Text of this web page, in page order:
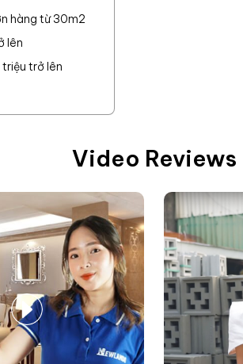
hàng từ 30m2
lên
triệu trở lên
Video Reviews